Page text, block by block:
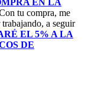
tu compra, me
a seguir
EL 5% A LA
DE